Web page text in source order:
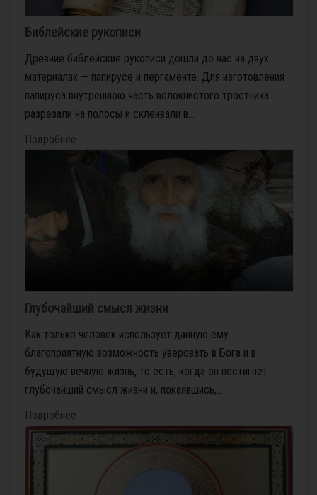
Библейские рукописи
Древние библейские рукописи дошли до нас на двух
материалах — папирусе и пергаменте. Для изготовления
папируса внутреннюю часть волокнистого тростника
разрезали на полосы и склеивали в...
Подробнее
Глубочайший смысл жизни
Как только человек использует данную ему
благоприятную возможность уверовать в Бога и в
будущую вечную жизнь, то есть, когда он постигнет
глубочайший смысл жизни и, покаявшись,...
Подробнее